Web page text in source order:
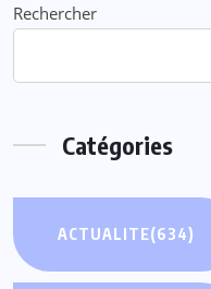
Rechercher
Catégories
ACTUALITE(634)